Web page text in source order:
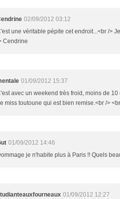
02/09/2012 03:12
une véritable pépite cet endroit...<br />
Cendrine
01/09/2012 15:37
avec un weekend très froid, moins de
miss toutoune qui est bien remise.<br />
01/09/2012 14:46
je n'habite plus à Paris !! Quels
01/09/2012 12:27